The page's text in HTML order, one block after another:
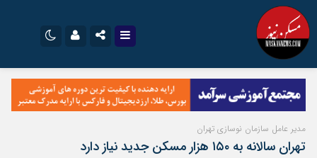
اینستاگرام
تلگرام
سروش
ایتا
آپارات
اپلیکیشن
نام کاربری یا نشانی ایمیل
رمز عبور
مدیر عامل سازمان نوسازی تهران
تهران سالانه به ۱۵۰ هزار مسکن جدید نیاز دارد